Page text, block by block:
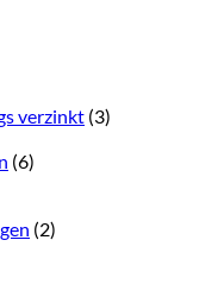
verzinkt (3)
(6)
(2)